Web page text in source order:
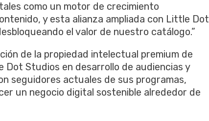
como un motor de crecimiento
y esta alianza ampliada con Little Dot
el valor de nuestro catálogo.”
de la propiedad intelectual premium de
Dot Studios en desarrollo de audiencias y
seguidores actuales de sus programas,
un negocio digital sostenible alrededor de